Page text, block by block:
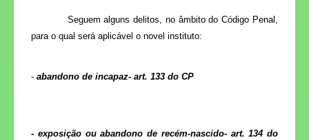
Seguem alguns delitos, no âmbito do Código Penal,
para o qual será aplicável o novel instituto:
- abandono de incapaz- art. 133 do CP
- exposição ou abandono de recém-nascido- art. 134 do